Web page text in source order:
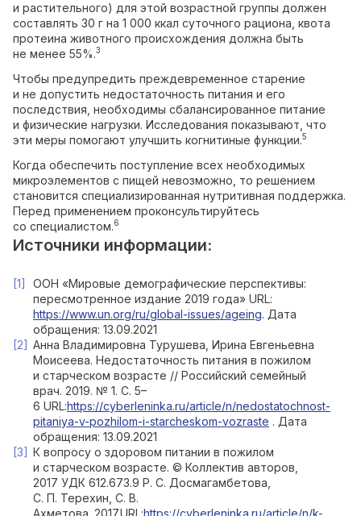
и растительного) для этой возрастной группы должен
составлять 30 г на 1 000 ккал суточного рациона, квота
протеина животного происхождения должна быть
не менее 55%.3
Чтобы предупредить преждевременное старение
и не допустить недостаточность питания и его
последствия, необходимы сбалансированное питание
и физические нагрузки. Исследования показывают, что
эти меры помогают улучшить когнитиные функции.5
Когда обеспечить поступление всех необходимых
микроэлементов с пищей невозможно, то решением
становится специализированная нутритивная поддержка.
Перед применением проконсультируйтесь
со специалистом.6
Источники информации:
ООН «Мировые демографические перспективы:
пересмотренное издание 2019 года» URL:
https://www.un.org/ru/global-issues/ageing. Дата
обращения: 13.09.2021
Анна Владимировна Турушева, Ирина Евгеньевна
Моисеева. Недостаточность питания в пожилом
и старческом возрасте // Российский семейный
врач. 2019. № 1. С. 5–
6 URL:https://cyberleninka.ru/article/n/nedostatochnost-
pitaniya-v-pozhilom-i-starcheskom-vozraste . Дата
обращения: 13.09.2021
К вопросу о здоровом питании в пожилом
и старческом возрасте. © Коллектив авторов,
2017 УДК 612.673.9 Р. С. Досмагамбетова,
С. П. Терехин, С. В.
Ахметова. 2017.URL:https://cyberleninka.ru/article/n/k-